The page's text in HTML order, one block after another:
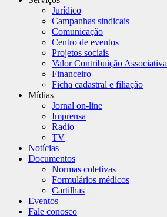
Jurídico
Campanhas sindicais
Comunicação
Centro de eventos
Projetos sociais
Valor Contribuição Associativa
Financeiro
Ficha cadastral e filiação
Mídias
Jornal on-line
Imprensa
Radio
TV
Notícias
Documentos
Normas coletivas
Formulários médicos
Cartilhas
Eventos
Fale conosco